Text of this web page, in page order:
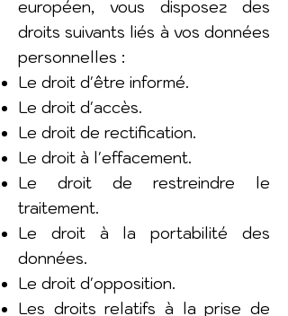
européen, vous disposez des
droits suivants liés à vos données
personnelles :
Le droit d'être informé.
Le droit d'accès.
Le droit de rectification.
Le droit à l'effacement.
Le droit de restreindre le
traitement.
Le droit à la portabilité des
données.
Le droit d'opposition.
Les droits relatifs à la prise de